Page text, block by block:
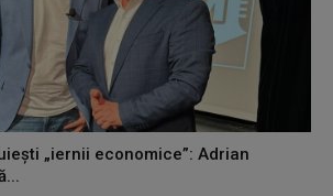
„iernii economice”: Adrian